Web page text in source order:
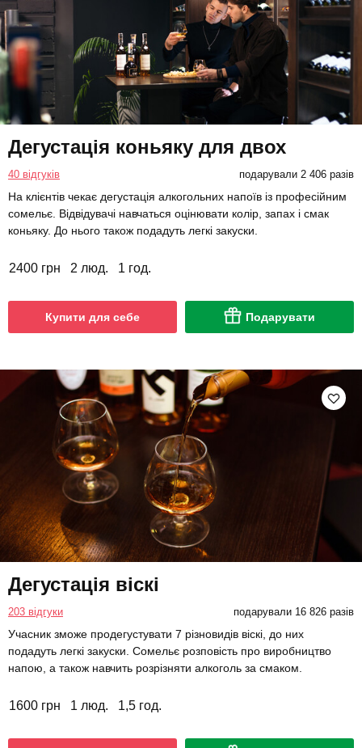
Дегустація коньяку для двох
40 відгуків подарували 2 406 разів
На клієнтів чекає дегустація алкогольних напоїв із професійним
сомельє. Відвідувачі навчаться оцінювати колір, запах і смак
коньяку. До нього також подадуть легкі закуски.
2400 грн 2 люд. 1 год.
Купити для себе Подарувати
Дегустація віскі
203 відгуки подарували 16 826 разів
Учасник зможе продегустувати 7 різновидів віскі, до них
подадуть легкі закуски. Сомельє розповість про виробництво
напою, а також навчить розрізняти алкоголь за смаком.
1600 грн 1 люд. 1,5 год.